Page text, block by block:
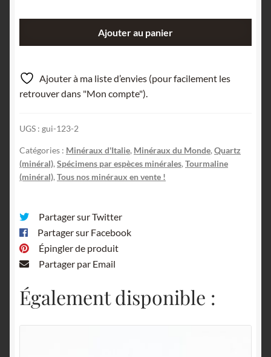
San
Piero
in
Campo
nell'Elba,
Toscane,
Italie.
Ajouter au panier
Ajouter à ma liste d’envies (pour facilement les
retrouver dans "Mon compte").
UGS : gui-123-2
Catégories : Minéraux d'Italie, Minéraux du Monde,Quartz
(minéral),Spécimens par espèces minérales,Tourmaline
(minéral),Tous nos minéraux en vente !
Partager sur Twitter
Partager sur Facebook
Épingler de produit
Partager par Email
Également disponible :